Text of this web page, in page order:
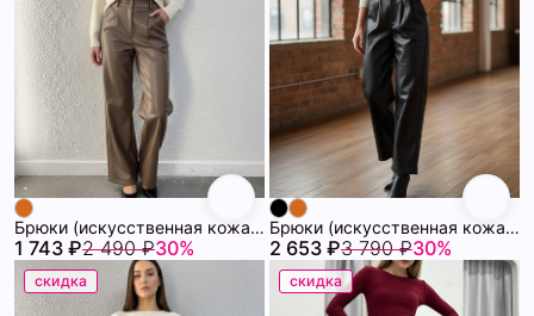
Брюки (искусственная кожа) 72460866\1013
1 743 ₽2 490 ₽30%
Брюки (искусственная кожа) 72460859\15
2 653 ₽3 790 ₽30%
скидка скидка